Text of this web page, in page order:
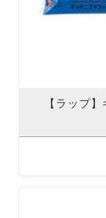
【ラップ